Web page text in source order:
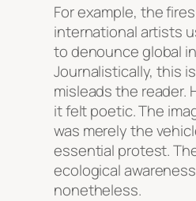
For example, the
international artists
to denounce global
Journalistically, this
misleads the reader.
it felt poetic. The
was merely the
essential protest.
ecological
nonetheless.